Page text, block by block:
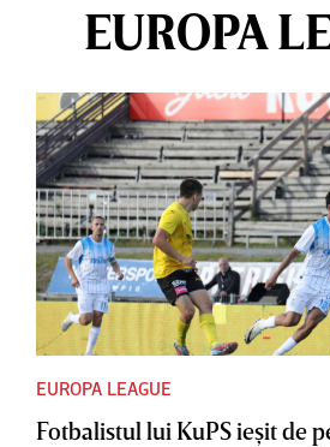
EUROPA
EUROPA LEAGUE
Fotbalistul lui KuPS ieşit de